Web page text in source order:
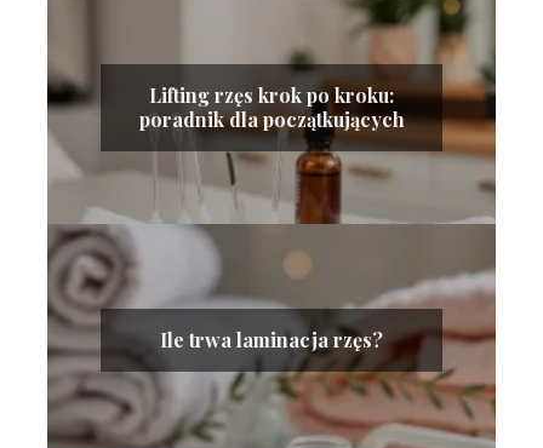
Lifting rzęs krok po kroku:
poradnik dla początkujących
Ile trwa laminacja rzęs?